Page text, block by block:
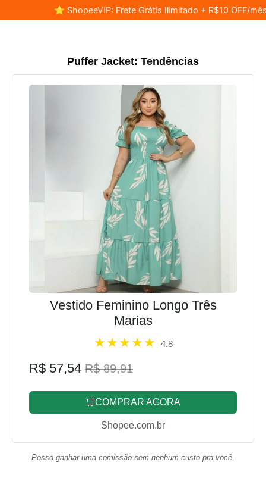
⭐ ShopeeVIP: Frete Grátis Ilimitado + R$10 OFF/
Puffer Jacket: Tendências
Vestido Feminino Longo Três
Marias
4.8
R$ 57,54 R$ 89,91
🛒COMPRAR AGORA
Shopee.com.br
Posso ganhar uma comissão sem nenhum custo pra você.